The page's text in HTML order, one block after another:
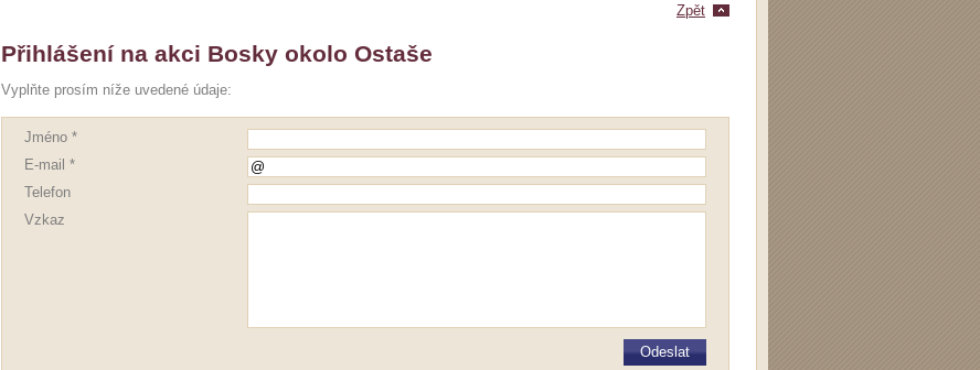
Zpět
Přihlášení na akci Bosky okolo Ostaše
Vyplňte prosím níže uvedené údaje:
Jméno *
E-mail *
Telefon
Vzkaz